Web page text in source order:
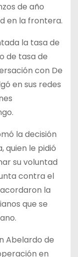
de año
en la frontera.
la tasa de
de tasa de
con De
en sus redes
la decisión
quien le pidió
su voluntad
contra el
la
que se
Abelardo de
en